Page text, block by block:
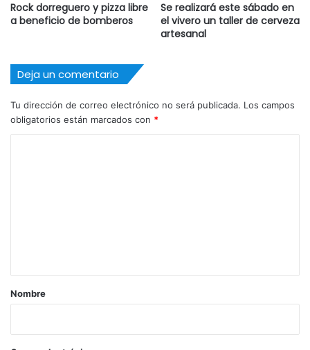
Rock dorreguero y pizza libre
a beneficio de bomberos
Se realizará este sábado en
el vivero un taller de cerveza
artesanal
Deja un comentario
Tu dirección de correo electrónico no será publicada. Los campos
obligatorios están marcados con *
r
Nombre